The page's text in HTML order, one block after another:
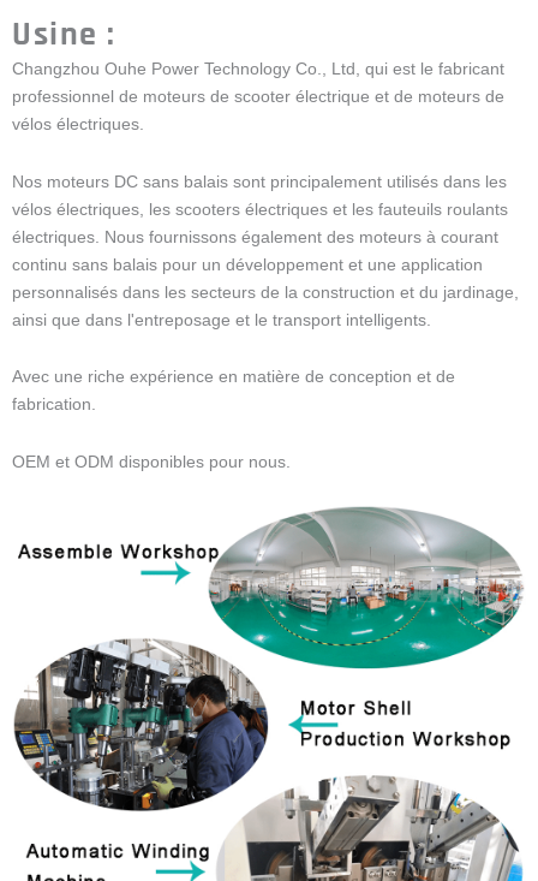
Usine :
Changzhou Ouhe Power Technology Co., Ltd, qui est le fabricant
professionnel de moteurs de scooter électrique et de moteurs de
vélos électriques.
Nos moteurs DC sans balais sont principalement utilisés dans les
vélos électriques, les scooters électriques et les fauteuils roulants
électriques. Nous fournissons également des moteurs à courant
continu sans balais pour un développement et une application
personnalisés dans les secteurs de la construction et du jardinage,
ainsi que dans l'entreposage et le transport intelligents.
Avec une riche expérience en matière de conception et de
fabrication.
OEM et ODM disponibles pour nous.